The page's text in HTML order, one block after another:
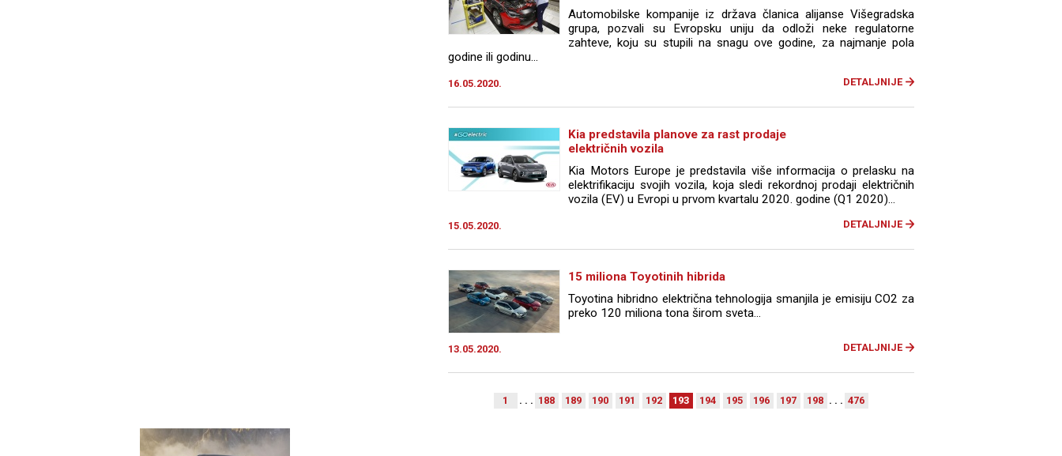
Automobilske kompanije iz država članica alijanse Višegradska
grupa, pozvali su Evropsku uniju da odloži neke regulatorne
zahteve, koju su stupili na snagu ove godine, za najmanje pola
godine ili godinu...
16.05.2020. DETALJNIJE
Kia predstavila planove za rast prodaje
električnih vozila
Kia Motors Europe je predstavila više informacija o prelasku na
elektrifikaciju svojih vozila, koja sledi rekordnoj prodaji električnih
vozila (EV) u Evropi u prvom kvartalu 2020. godine (Q1 2020)...
15.05.2020. DETALJNIJE
15 miliona Toyotinih hibrida
Toyotina hibridno električna tehnologija smanjila je emisiju CO2 za
preko 120 miliona tona širom sveta...
13.05.2020. DETALJNIJE
1 . . . 188 189 190 191 192 193 194 195 196 197 198 . . . 476